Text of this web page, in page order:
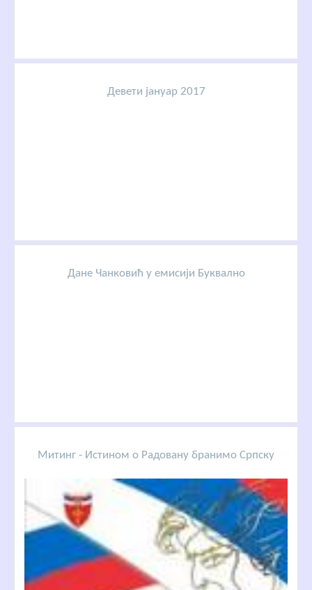
Девети јануар 2017
Дане Чанковић у емисији Буквално
Митинг - Истином о Радовану бранимо Српску